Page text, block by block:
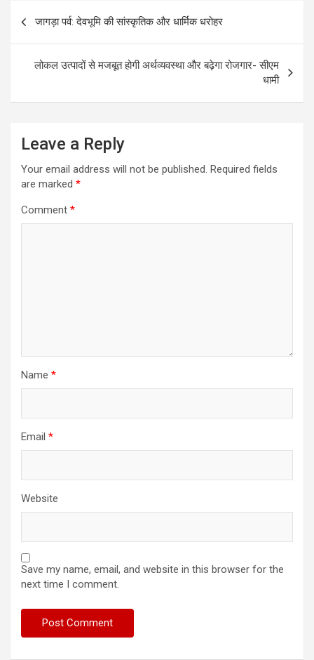
b
o
o
s
A
p
e
navigation
जागड़ा पर्व: देवभूमि की सांस्कृतिक और धार्मिक धरोहर
लोकल उत्पादों से मजबूत होगी अर्थव्यवस्था और बढ़ेगा रोजगार- सीएम
धामी
Leave a Reply
Your email address will not be published. Required fields
are marked *
Comment *
Name *
Email *
Website
Save my name, email, and website in this browser for the
next time I comment.